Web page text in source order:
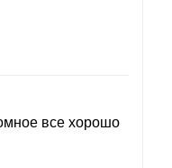
все хорошо